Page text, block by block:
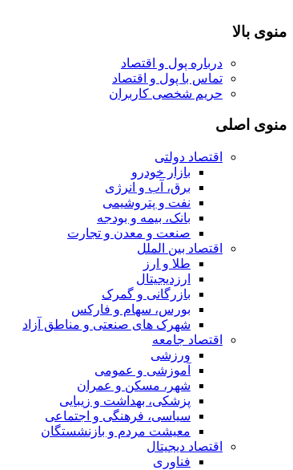
منوی بالا
درباره پول و اقتصاد
تماس با پول و اقتصاد
حریم شخصی کاربران
منوی اصلی
اقتصاد دولتی
بازار خودرو
برق، آب و انرژی
نفت و پتروشیمی
بانک، بیمه و بودجه
صنعت و معدن و تجارت
اقتصاد بین الملل
طلا و ارز
ارزدیجیتال
بازرگانی و گمرک
بورس، سهام و فارکس
شهرک های صنعتی و مناطق آزاد
اقتصاد جامعه
ورزشی
آموزشی و عمومی
شهر، مسکن و عمران
پزشکی، بهداشت و زیبایی
سیاسی، فرهنگی و اجتماعی
معیشت مردم و بازنشستگان
اقتصاد دیجیتال
فناوری